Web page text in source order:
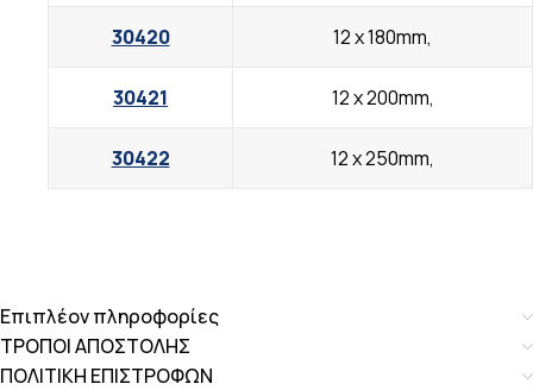
30420 12 x 180mm,
30421 12 x 200mm,
30422 12 x 250mm,
Επιπλέον πληροφορίες
ΤΡΟΠΟΙ ΑΠΟΣΤΟΛΗΣ
ΠΟΛΙΤΙΚΗ ΕΠΙΣΤΡΟΦΩΝ